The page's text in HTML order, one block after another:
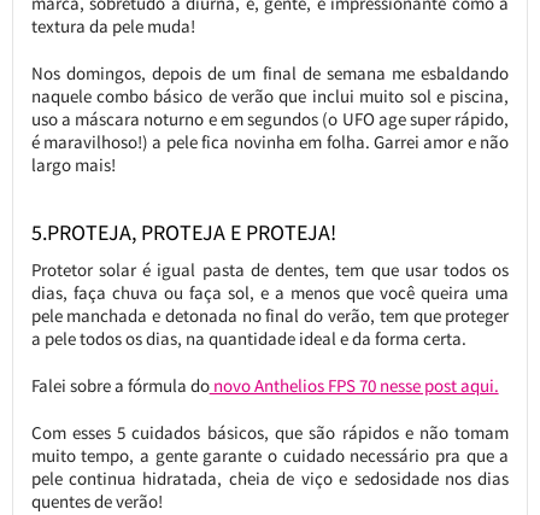
textura da pele muda!
Nos domingos, depois de um final de semana me esbaldando
naquele combo básico de verão que inclui muito sol e piscina,
uso a máscara noturno e em segundos (o UFO age super rápido,
é maravilhoso!) a pele fica novinha em folha. Garrei amor e não
largo mais!
5.PROTEJA, PROTEJA E PROTEJA!
Protetor solar é igual pasta de dentes, tem que usar todos os
dias, faça chuva ou faça sol, e a menos que você queira uma
pele manchada e detonada no final do verão, tem que proteger
a pele todos os dias, na quantidade ideal e da forma certa.
Falei sobre a fórmula donovo Anthelios FPS 70 nesse post aqui.
Com esses 5 cuidados básicos, que são rápidos e não tomam
muito tempo, a gente garante o cuidado necessário pra que a
pele continua hidratada, cheia de viço e sedosidade nos dias
quentes de verão!